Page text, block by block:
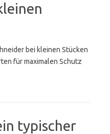
bei kleinen Stücken
für maximalen Schutz
typischer